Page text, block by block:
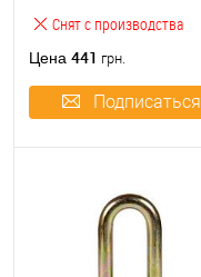
Снят с производства
Цена 441 грн.
Подписаться